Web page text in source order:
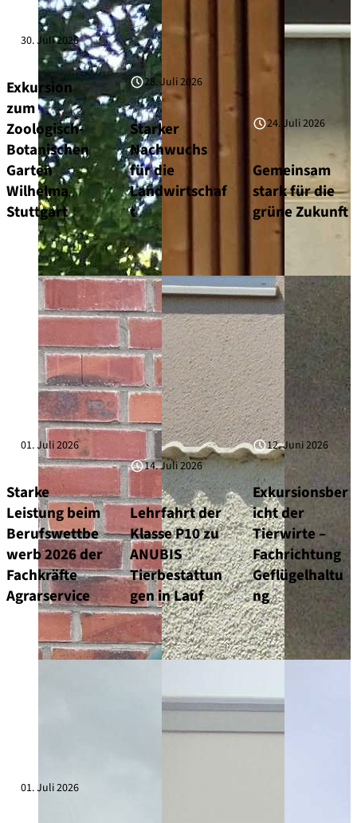
30. Juli 2026
Exkursion
zum
Zoologisch-
Botanischen
Garten
Wilhelma
Stuttgart
28. Juli 2026
Starker
Nachwuchs
für die
Landwirtschaf
t
24. Juli 2026
Gemeinsam
stark für die
grüne Zukunft
01. Juli 2026
Starke
Leistung beim
Berufswettbe
werb 2026 der
Fachkräfte
Agrarservice
14. Juli 2026
Lehrfahrt der
Klasse P10 zu
ANUBIS
Tierbestattun
gen in Lauf
12. Juni 2026
Exkursionsber
icht der
Tierwirte –
Fachrichtung
Geflügelhaltu
ng
01. Juli 2026